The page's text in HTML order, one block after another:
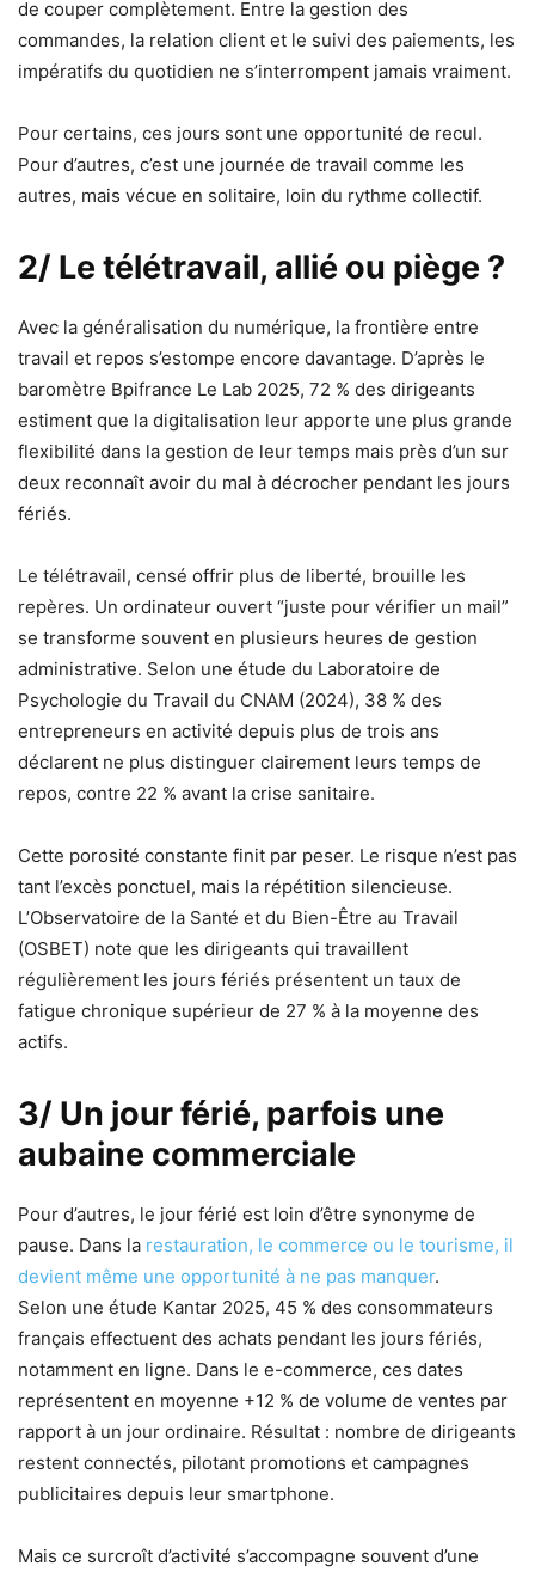
de couper complètement. Entre la gestion des
commandes, la relation client et le suivi des paiements, les
impératifs du quotidien ne s’interrompent jamais vraiment.
Pour certains, ces jours sont une opportunité de recul.
Pour d’autres, c’est une journée de travail comme les
autres, mais vécue en solitaire, loin du rythme collectif.
2/ Le télétravail, allié ou piège ?
Avec la généralisation du numérique, la frontière entre
travail et repos s’estompe encore davantage. D’après le
baromètre Bpifrance Le Lab 2025, 72 % des dirigeants
estiment que la digitalisation leur apporte une plus grande
flexibilité dans la gestion de leur temps mais près d’un sur
deux reconnaît avoir du mal à décrocher pendant les jours
fériés.
Le télétravail, censé offrir plus de liberté, brouille les
repères. Un ordinateur ouvert “juste pour vérifier un mail”
se transforme souvent en plusieurs heures de gestion
administrative. Selon une étude du Laboratoire de
Psychologie du Travail du CNAM (2024), 38 % des
entrepreneurs en activité depuis plus de trois ans
déclarent ne plus distinguer clairement leurs temps de
repos, contre 22 % avant la crise sanitaire.
Cette porosité constante finit par peser. Le risque n’est pas
tant l’excès ponctuel, mais la répétition silencieuse.
L’Observatoire de la Santé et du Bien-Être au Travail
(OSBET) note que les dirigeants qui travaillent
régulièrement les jours fériés présentent un taux de
fatigue chronique supérieur de 27 % à la moyenne des
actifs.
3/ Un jour férié, parfois une
aubaine commerciale
Pour d’autres, le jour férié est loin d’être synonyme de
pause. Dans la restauration, le commerce ou le tourisme, il
devient même une opportunité à ne pas manquer.
Selon une étude Kantar 2025, 45 % des consommateurs
français effectuent des achats pendant les jours fériés,
notamment en ligne. Dans le e-commerce, ces dates
représentent en moyenne +12 % de volume de ventes par
rapport à un jour ordinaire. Résultat : nombre de dirigeants
restent connectés, pilotant promotions et campagnes
publicitaires depuis leur smartphone.
Mais ce surcroît d’activité s’accompagne souvent d’une